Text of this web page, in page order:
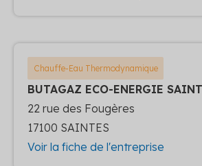
Chauffe-Eau Thermodynamique
BUTAGAZ ECO-ENERGIE
22 rue des Fougères
17100 SAINTES
Voir la fiche de l'entreprise